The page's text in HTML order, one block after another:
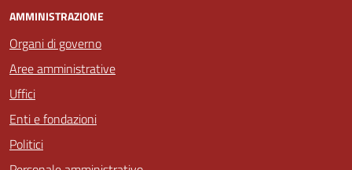
AMMINISTRAZIONE
Organi di governo
Aree amministrative
Uffici
Enti e fondazioni
Politici